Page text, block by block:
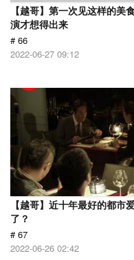
【越哥】第一次见这样的美
演才想得出来
# 66
2022-06-27 09:12
【越哥】近十年最好的都市
了？
# 67
2022-06-26 02:42